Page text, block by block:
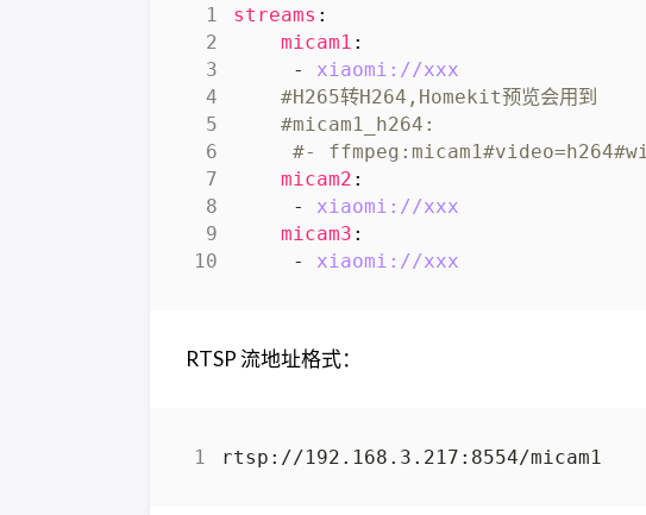
streams :
micam1 :
- xiaomi://xxx
#H265转H264,Homekit预览会用到
#micam1_h264:
#-
micam2 :
- xiaomi://xxx
micam3 :
- xiaomi://xxx
RTSP 流地址格式：